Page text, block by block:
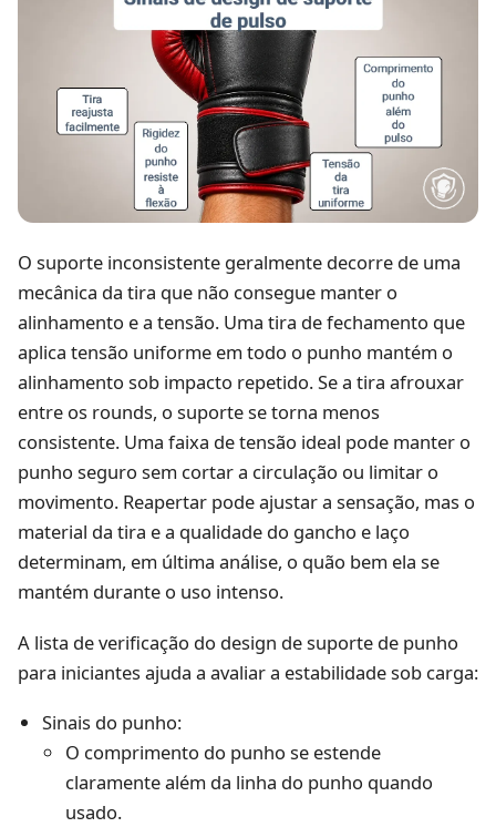
O suporte inconsistente geralmente decorre de uma
mecânica da tira que não consegue manter o
alinhamento e a tensão. Uma tira de fechamento que
aplica tensão uniforme em todo o punho mantém o
alinhamento sob impacto repetido. Se a tira afrouxar
entre os rounds, o suporte se torna menos
consistente. Uma faixa de tensão ideal pode manter o
punho seguro sem cortar a circulação ou limitar o
movimento. Reapertar pode ajustar a sensação, mas o
material da tira e a qualidade do gancho e laço
determinam, em última análise, o quão bem ela se
mantém durante o uso intenso.
A lista de verificação do design de suporte de punho
para iniciantes ajuda a avaliar a estabilidade sob carga:
Sinais do punho:
O comprimento do punho se estende
claramente além da linha do punho quando
usado.